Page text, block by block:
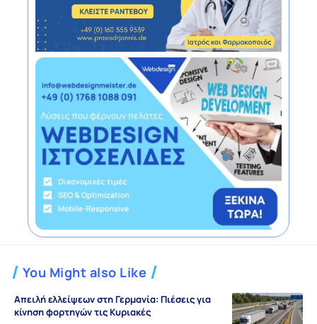
You Might also Like
Απειλή ελλείψεων στη Γερμανία: Πιέσεις για
κίνηση φορτηγών τις Κυριακές